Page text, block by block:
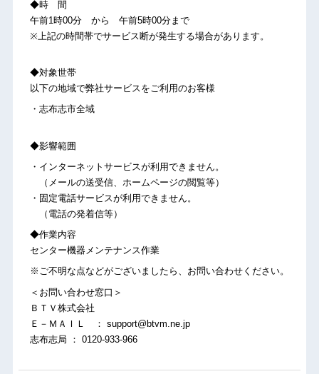
◆時 間
午前1時00分 から 午前5時00分まで
※上記の時間帯でサービス断が発生する場合があります。
◆対象世帯
以下の地域で弊社サービスをご利用のお客様
・志布志市全域
◆影響範囲
・インターネットサービスが利用できません。
（メールの送受信、ホームページの閲覧等）
・固定電話サービスが利用できません。
（電話の発着信等）
◆作業内容
センター機器メンテナンス作業
※ご不明な点などがございましたら、お問い合わせください。
＜お問い合わせ窓口＞
ＢＴＶ株式会社
Ｅ－ＭＡＩＬ ： support@btvm.ne.jp
志布志局 ： 0120-933-966